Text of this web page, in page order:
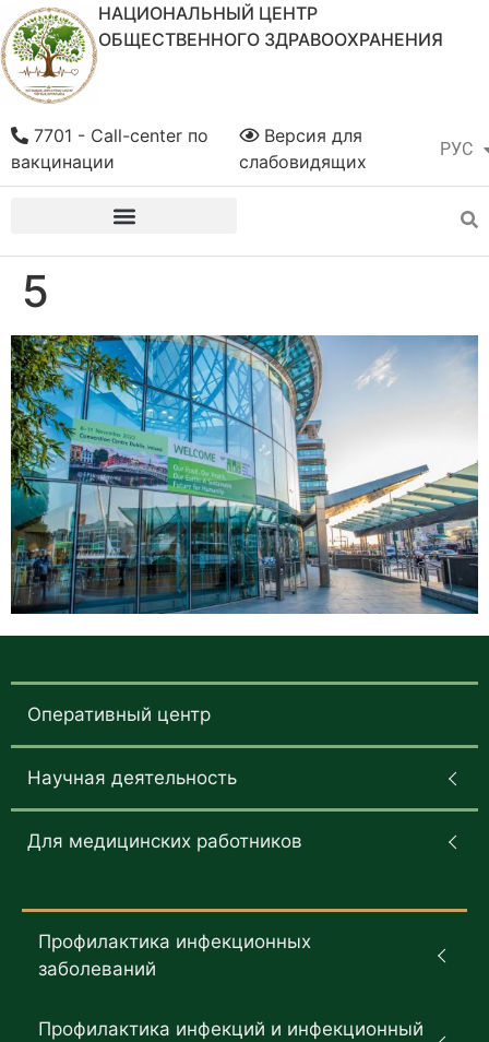
НАЦИОНАЛЬНЫЙ ЦЕНТР
ОБЩЕСТВЕННОГО ЗДРАВООХРАНЕНИЯ
РУС
ҚАЗ
Версия для
слабовидящих
7701 - Call-center по
вакцинации
5
Оперативный центр
Научная деятельность
Для медицинских работников
Профилактика инфекционных
заболеваний
Профилактика инфекций и инфекционный